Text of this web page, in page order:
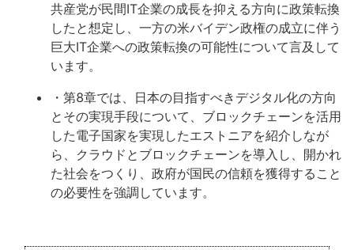
共産党が民間IT企業の成長を抑える方向に政策転換
したと想定し、一方の米バイデン政権の成立に伴う
巨大IT企業への政策転換の可能性について言及して
います。
・第8章では、日本の目指すべきデジタル化の方向
とその実現手段について、ブロックチェーンを活用
した電子国家を実現したエストニアを紹介しなが
ら、クラウドとブロックチェーンを導入し、開かれ
た社会をつくり、政府が国民の信頼を獲得すること
の必要性を強調しています。